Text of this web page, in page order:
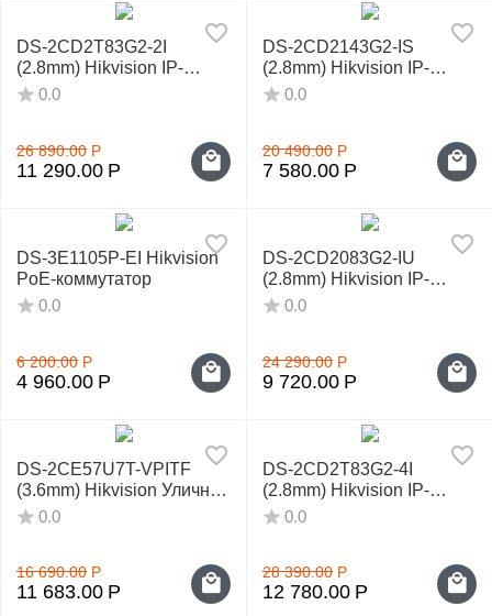
DS-2CD2T83G2-2I
(2.8mm) Hikvision IP-
видеокамера
0.0
26 890.00 Р
11 290.00 Р
DS-2CD2143G2-IS
(2.8mm) Hikvision IP-
видеокамера
0.0
20 490.00 Р
7 580.00 Р
DS-3E1105P-EI Hikvision
PoE-коммутатор
0.0
6 200.00 Р
4 960.00 Р
DS-2CD2083G2-IU
(2.8mm) Hikvision IP-
видеокамера
0.0
24 290.00 Р
9 720.00 Р
DS-2CE57U7T-VPITF
(3.6mm) Hikvision Уличная
HD-TV камера
0.0
16 690.00 Р
11 683.00 Р
DS-2CD2T83G2-4I
(2.8mm) Hikvision IP-
видеокамера
0.0
28 390.00 Р
12 780.00 Р